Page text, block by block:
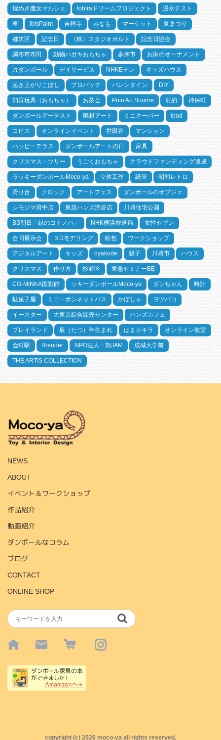
煌めき魔女マルシェ tobiraドリームプロジェクト 浸水テスト
車 ibisPaint 吉祥寺 みなも マーケット 夏まつり
都筑区 記念日 （株）スタジオポルト 記念日協会
調布市布田 動物ハガキおもちゃ 多摩市 お家のオーナメント
片ダンボール デイサービス NHKEテレ キッズハウス
起き上がりこぼし プロパック バレンタイン DIY
知育玩具（おもちゃ） お茶会 Puin Au Sourire 射的 神保町
ダンボールアーテスト 廃材アート ミニクーパー ipad
コピス オンラインイベント 世田谷 マンション
ハッピーテラス ダンボールアートの日 家具
クリスマス・ツリー うごくおもちゃ クラウドファンディング達成
ラッキーダンボールMoco-ya 立体工作 紙管 昭和レトロ
滑り台 クロック アートフェス ダンボールのオブジェ
シモジマ府中店 東急ハンズ渋谷店 川崎住宅公園
BS朝日「緑のコトノハ」 NHK横浜放送局 女性セブン
合同展示会 ３Dモデリング 紙包 ワークショップ
デジタルアート キッズ oyakode 親子 川崎市 ハウス
クリスマス 作り方 杉並区 東急セミナーBE
CO-MINKA国彩館 ッキーダンボールMoco-ya ダンちゃん 時計
駄菓子屋 ミニ・ボンネットバス かぼしゃ ヨツバコ
イースター 大東京綜合卸売センター ハンズカフェ
プレイランド 辰（たつ）年生まれ はま☆キラ オンライン教室
金町駅 Brender NPO法人一期JAM 成城大学前
THE ARTIS COLLECTION
NEWS
ABOUT
イベント＆ワークショップ
作品紹介
動画紹介
ダンボールなコラム
ブログ
CONTACT
ONLINE SHOP
copyright (c) 2026 moco-ya all rights reserved.